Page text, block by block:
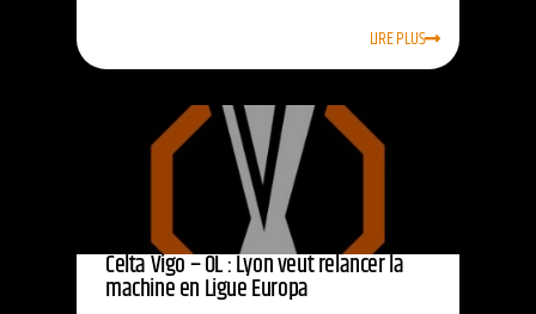
LIRE PLUS
Celta Vigo – OL : Lyon veut relancer la
machine en Ligue Europa